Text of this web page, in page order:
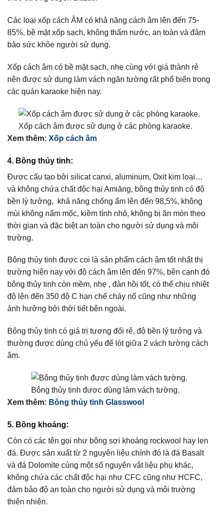
Các loại xốp cách ÂM có khả năng cách âm lên đến 75-
85%, bề mặt xốp sạch, không thấm nước, an toàn và đảm
bảo sức khỏe người sử dụng.
Xốp cách âm có bề mặt sạch, nhẹ cùng với giá thành rẻ
nên được sử dụng làm vách ngăn tường rất phổ biến trong
các quán karaoke hiện nay.
Xốp cách âm được sử dụng ở các phòng karaoke.
Xem thêm: Xốp cách âm
4. Bông thủy tinh:
Được cấu tạo bởi silicat canxi, aluminum, Oxit kim loại…
và không chứa chất độc hại Amiăng, bông thủy tinh có độ
bền lý tưởng, khả năng chống ẩm lên đến 98,5%, không
mùi không nấm mốc, kiềm tính nhỏ, không bị ăn mòn theo
thời gian và đặc biệt an toàn cho người sử dụng và môi
trường.
Bông thủy tinh được coi là sản phẩm cách âm tốt nhất thị
trường hiện nay với độ cách âm lên đến 97%, bên cạnh đó
bông thủy tinh còn mềm, nhẹ , đàn hồi tốt, có thể chịu nhiệt
độ lên đến 350 độ C hạn chế cháy nổ cũng như những
ảnh hưởng bởi thời tiết bên ngoài.
Bông thủy tinh có giá trị tương đối rẻ, độ bền lý tưởng và
thường được dùng chủ yếu để lót giữa 2 vách tường cách
âm.
Bông thủy tinh được dùng làm vách tường.
Xem thêm: Bông thủy tinh Glasswool
5. Bông khoáng:
Còn có các tên gọi như bông sợi khoáng rockwool hay len
đá. Được sản xuất từ 2 nguyên liệu chính đó là đá Basalt
và đá Dolomite cùng một số nguyên vật liệu phụ khác,
không chứa các chất độc hại như CFC cũng như HCFC,
đảm bảo độ an toàn cho người sử dụng và môi trường
thiên nhiên.